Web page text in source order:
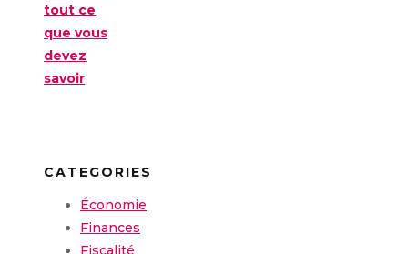
tout ce
que vous
devez
savoir
CATEGORIES
Économie
Finances
Fiscalité